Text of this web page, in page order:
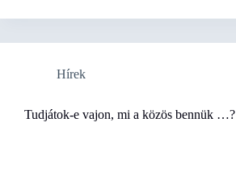
Hírek
Tudjátok-e vajon, mi a közös bennük …?